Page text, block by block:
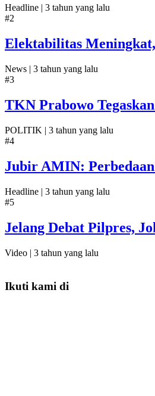
Headline | 3 tahun yang lalu
#2
Elektabilitas
News | 3 tahun yang lalu
#3
TKN Prabowo
POLITIK | 3 tahun yang lalu
#4
Jubir AMIN:
Headline | 3 tahun yang lalu
#5
Jelang Debat Pilpres,
Video | 3 tahun yang lalu
Ikuti kami di